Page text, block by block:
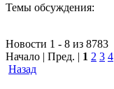
Темы обсуждения:
Новости 1 - 8 из 8783
Начало | Пред. | 1 2 3 4
Назад